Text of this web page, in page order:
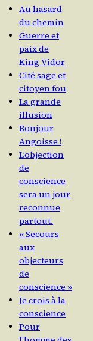
Au hasard
du chemin
Guerre et
paix de
King Vidor
Cité sage et
citoyen fou
La grande
illusion
Bonjour
Angoisse !
L’objection
de
conscience
sera un jour
reconnue
partout.
« Secours
aux
objecteurs
de
conscience »
Je crois à la
conscience
Pour